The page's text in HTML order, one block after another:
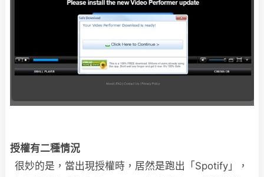
授權有二種情況
很妙的是，當出現授權時，居然是跑出「Spotify」，